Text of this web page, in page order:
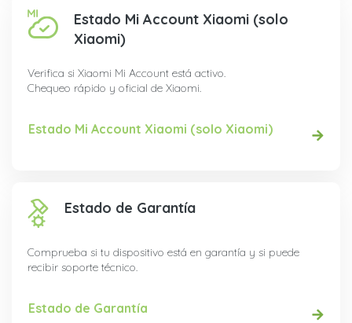
Estado Mi Account Xiaomi (solo
Xiaomi)
Verifica si Xiaomi Mi Account está activo.
Chequeo rápido y oficial de Xiaomi.
Estado Mi Account Xiaomi (solo Xiaomi)
Estado de Garantía
Comprueba si tu dispositivo está en garantía y si puede
recibir soporte técnico.
Estado de Garantía